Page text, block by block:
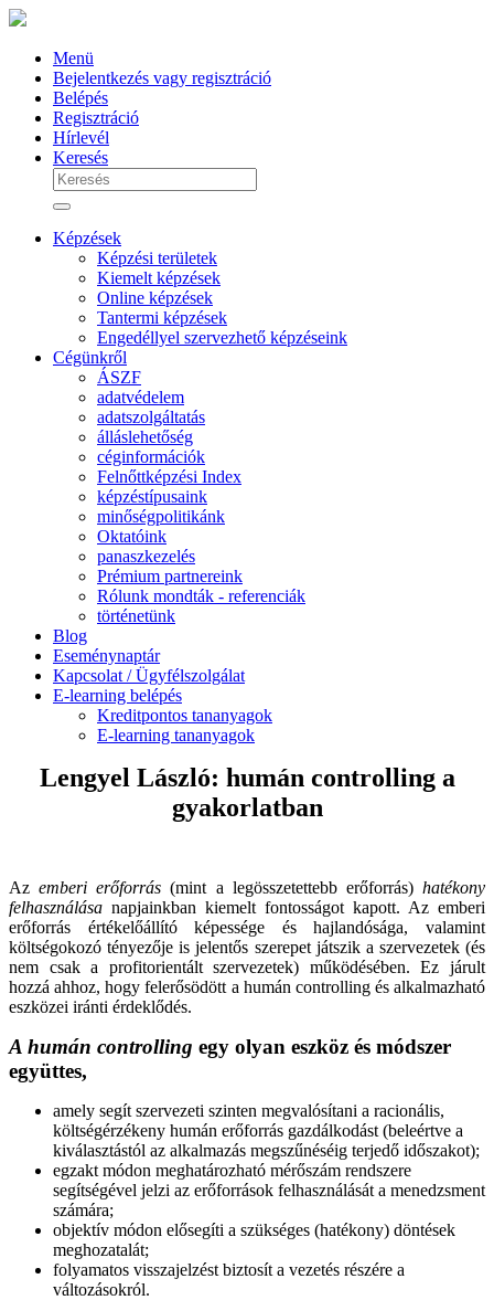
Menü
Bejelentkezés vagy regisztráció
Belépés
Regisztráció
Hírlevél
Keresés
Képzések
Képzési területek
Kiemelt képzések
Online képzések
Tantermi képzések
Engedéllyel szervezhető képzéseink
Cégünkről
ÁSZF
adatvédelem
adatszolgáltatás
álláslehetőség
céginformációk
Felnőttképzési Index
képzéstípusaink
minőségpolitikánk
Oktatóink
panaszkezelés
Prémium partnereink
Rólunk mondták - referenciák
történetünk
Blog
Eseménynaptár
Kapcsolat / Ügyfélszolgálat
E-learning belépés
Kreditpontos tananyagok
E-learning tananyagok
Lengyel László: humán controlling a
gyakorlatban
Azemberi erőforrás (mint a legösszetettebb erőforrás)hatékony
felhasználása napjainkban kiemelt fontosságot kapott. Az emberi
erőforrás értékelőállító képessége és hajlandósága, valamint
költségokozó tényezője is jelentős szerepet játszik a szervezetek (és
nem csak a profitorientált szervezetek) működésében. Ez járult
hozzá ahhoz, hogy felerősödött a humán controlling és alkalmazható
eszközei iránti érdeklődés.
A humán controlling egy olyan eszköz és módszer
együttes,
amely segít szervezeti szinten megvalósítani a racionális,
költségérzékeny humán erőforrás gazdálkodást (beleértve a
kiválasztástól az alkalmazás megszűnéséig terjedő időszakot);
egzakt módon meghatározható mérőszám rendszere
segítségével jelzi az erőforrások felhasználását a menedzsment
számára;
objektív módon elősegíti a szükséges (hatékony) döntések
meghozatalát;
folyamatos visszajelzést biztosít a vezetés részére a
változásokról.